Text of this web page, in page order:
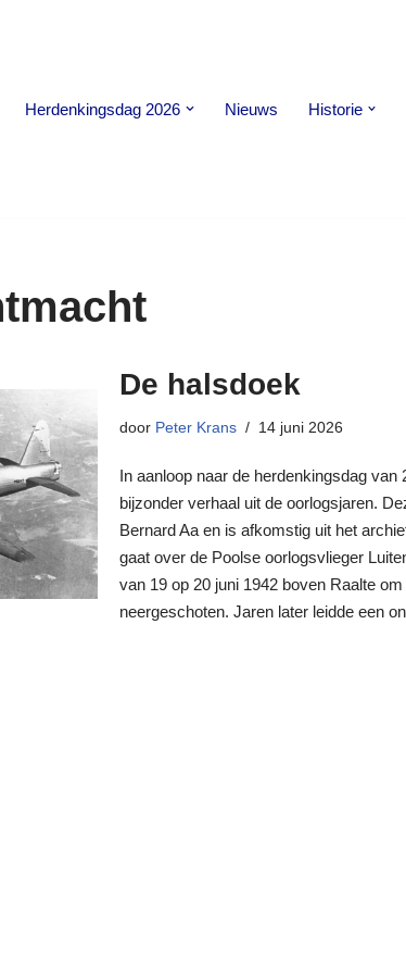
Herdenkingsdag 2026 Nieuws Historie
De halsdoek
door Peter Krans 14 juni 2026
In aanloop naar de herdenkingsdag van
bijzonder verhaal uit de oorlogsjaren.
Bernard Aa en is afkomstig uit het
gaat over de Poolse oorlogsvlieger
van 19 op 20 juni 1942 boven Raalte
neergeschoten. Jaren later leidde een